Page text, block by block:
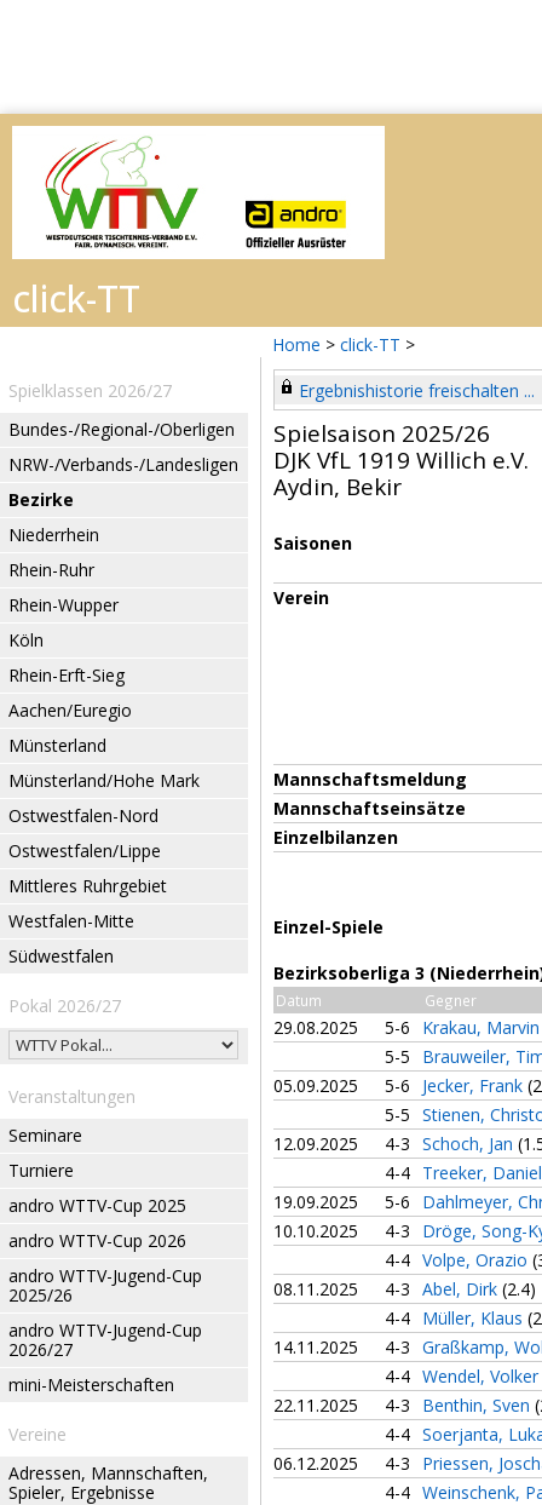
Home > click-TT >
Spielklassen 2026/27
Bundes-/Regional-/Oberligen
NRW-/Verbands-/Landesligen
Bezirke
Niederrhein
Rhein-Ruhr
Rhein-Wupper
Köln
Rhein-Erft-Sieg
Aachen/Euregio
Münsterland
Münsterland/Hohe Mark
Ostwestfalen-Nord
Ostwestfalen/Lippe
Mittleres Ruhrgebiet
Westfalen-Mitte
Südwestfalen
Pokal 2026/27
Veranstaltungen
Seminare
Turniere
andro WTTV-Cup 2025
andro WTTV-Cup 2026
andro WTTV-Jugend-Cup
2025/26
andro WTTV-Jugend-Cup
2026/27
mini-Meisterschaften
Vereine
Adressen, Mannschaften,
Spieler, Ergebnisse
Ergebnishistorie freischalten ...
Spielsaison 2025/26
DJK VfL 1919 Willich e.V.
Aydin, Bekir
Saisonen
Verein
Mannschaftsmeldung
Mannschaftseinsätze
Einzelbilanzen
Einzel-Spiele
Bezirksoberliga 3
Datum Gegner
29.08.2025 5-6
Krakau,
5-5
Brauweiler,
05.09.2025
5-6 Jecker, Frank
5-5 Stienen,
12.09.2025
4-3 Schoch, Jan
4-4 Treeker,
19.09.2025
5-6
Dahlmeyer,
10.10.2025
4-3
Dröge, Song-
4-4 Volpe, Orazio
08.11.2025
4-3 Abel, Dirk (2.4)
4-4 Müller, Klaus
14.11.2025
4-3 Graßkamp,
4-4 Wendel, Volker
22.11.2025
4-3 Benthin, Sven
4-4 Soerjanta,
06.12.2025
4-3
Priessen,
4-4 Weinschenk,